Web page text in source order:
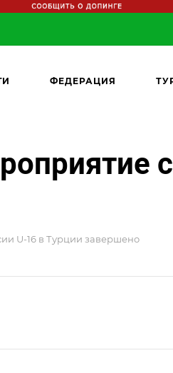
ФЕДЕРАЦИЯ
U-16 в Турции завершено